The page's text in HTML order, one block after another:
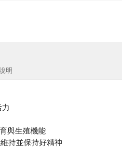
明
與生殖機能
持並保持好精神